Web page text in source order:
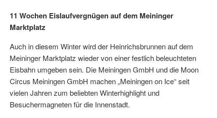
11 Wochen Eislaufvergnügen auf dem Meininger
Marktplatz
Auch in diesem Winter wird der Heinrichsbrunnen auf dem
Meininger Marktplatz wieder von einer festlich beleuchteten
Eisbahn umgeben sein. Die Meiningen GmbH und die Moon
Circus Meiningen GmbH machen „Meiningen on Ice“ seit
vielen Jahren zum beliebten Winterhighlight und
Besuchermagneten für die Innenstadt.